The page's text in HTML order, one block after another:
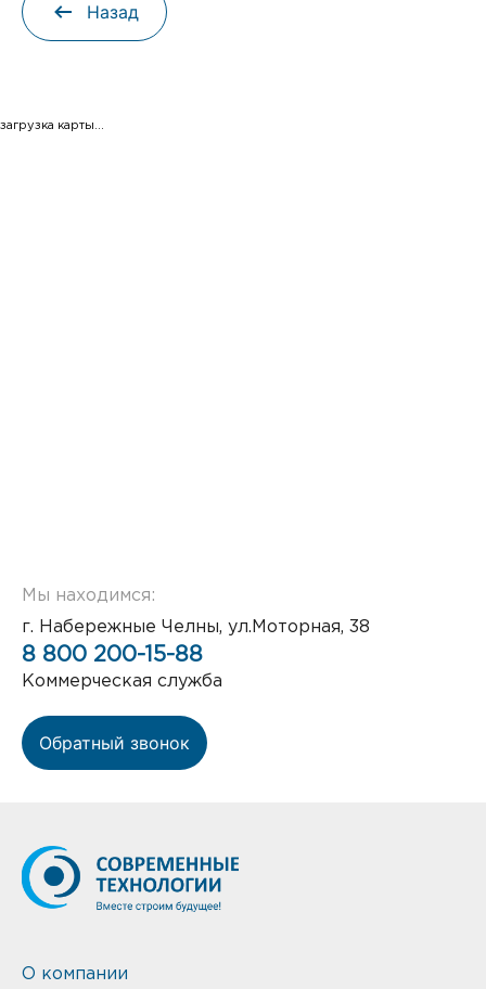
Назад
загрузка карты...
Мы находимся:
г. Набережные Челны, ул.Моторная, 38
8 800 200-15-88
Коммерческая служба
Обратный звонок
О компании